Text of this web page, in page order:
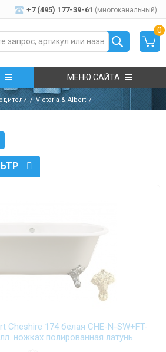
+7 (495) 177-39-61 (многоканальный)
0
МЕНЮ САЙТА
Victoria & Albert
Cheshire 174 белая CHE-N-SW+FT-
ножках полированная латунь